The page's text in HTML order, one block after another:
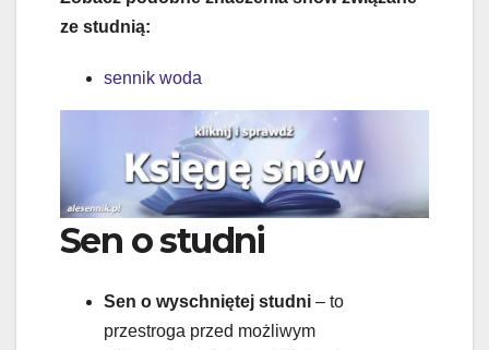
ze studnią:
sennik woda
Sen o studni
Sen o wyschniętej studni – to
przestroga przed możliwym